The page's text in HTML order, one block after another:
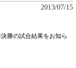
2013/07/15
勝の試合結果をお知ら